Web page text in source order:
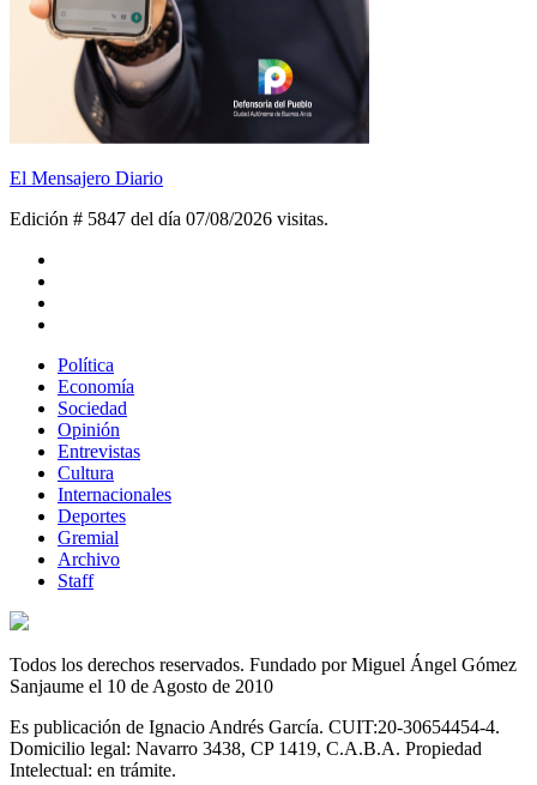
El Mensajero Diario
Edición # 5847 del día 07/08/2026 visitas.
Política
Economía
Sociedad
Opinión
Entrevistas
Cultura
Internacionales
Deportes
Gremial
Archivo
Staff
Todos los derechos reservados. Fundado por Miguel Ángel Gómez
Sanjaume el 10 de Agosto de 2010
Es publicación de Ignacio Andrés García. CUIT:20-30654454-4.
Domicilio legal: Navarro 3438, CP 1419, C.A.B.A. Propiedad
Intelectual: en trámite.